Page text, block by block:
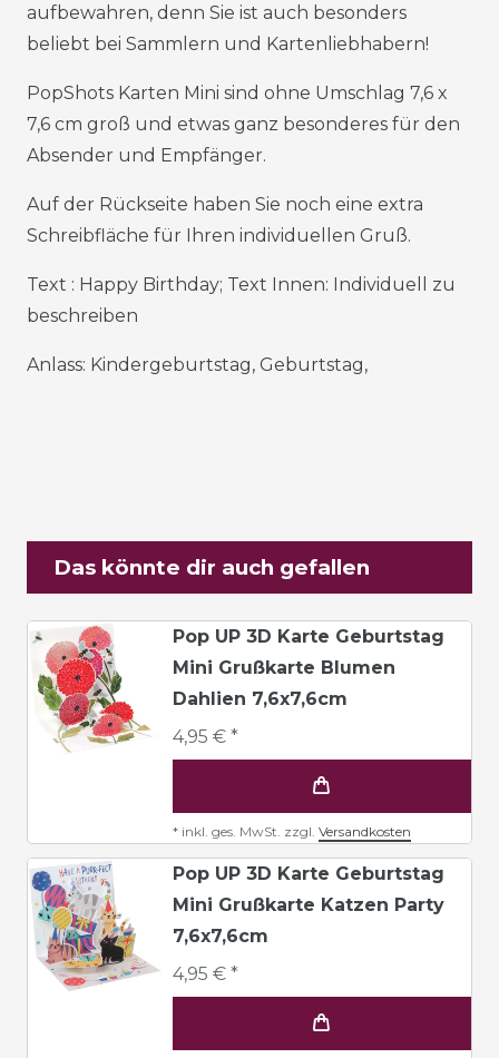
aufbewahren, denn Sie ist auch besonders
beliebt bei Sammlern und Kartenliebhabern!
PopShots Karten Mini sind ohne Umschlag 7,6 x
7,6 cm groß und etwas ganz besonderes für den
Absender und Empfänger.
Auf der Rückseite haben Sie noch eine extra
Schreibfläche für Ihren individuellen Gruß.
Text : Happy Birthday; Text Innen: Individuell zu
beschreiben
Anlass: Kindergeburtstag, Geburtstag,
Das könnte dir auch gefallen
Pop UP 3D Karte Geburtstag
Mini Grußkarte Blumen
Dahlien 7,6x7,6cm
4,95 € *
* inkl. ges. MwSt. zzgl. Versandkosten
Pop UP 3D Karte Geburtstag
Mini Grußkarte Katzen Party
7,6x7,6cm
4,95 € *